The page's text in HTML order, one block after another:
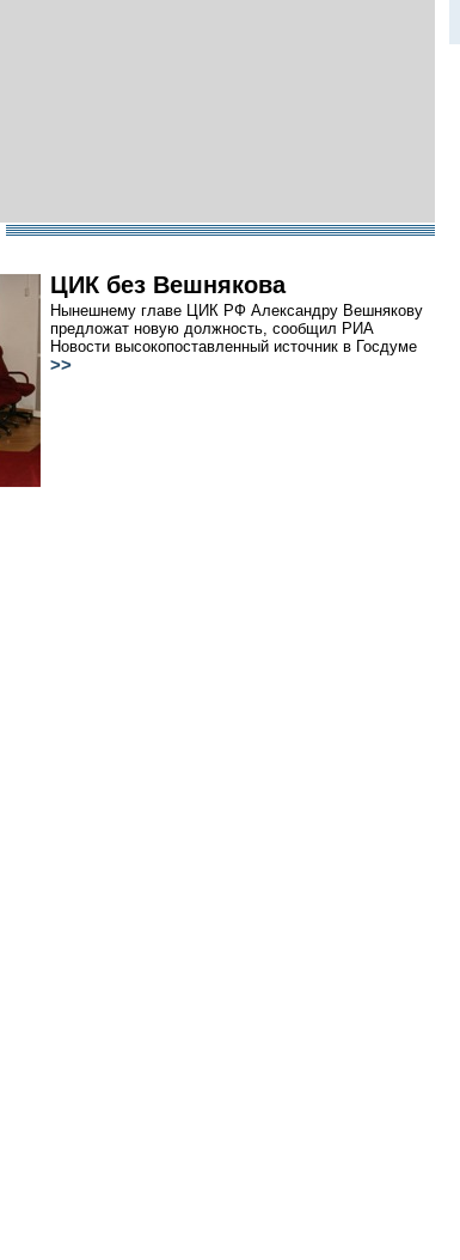
ЦИК без Вешнякова
Нынешнему главе ЦИК РФ Александру Вешнякову
предложат новую должность, сообщил РИА
Новости высокопоставленный источник в Госдуме
>>